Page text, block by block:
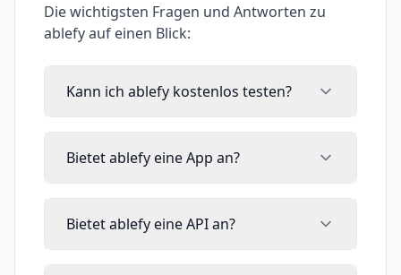
Die wichtigsten Fragen und Antworten zu
ablefyauf einen Blick:
Kann ich ablefy kostenlos testen?
Bietet ablefy eine App an?
Bietet ablefy eine API an?